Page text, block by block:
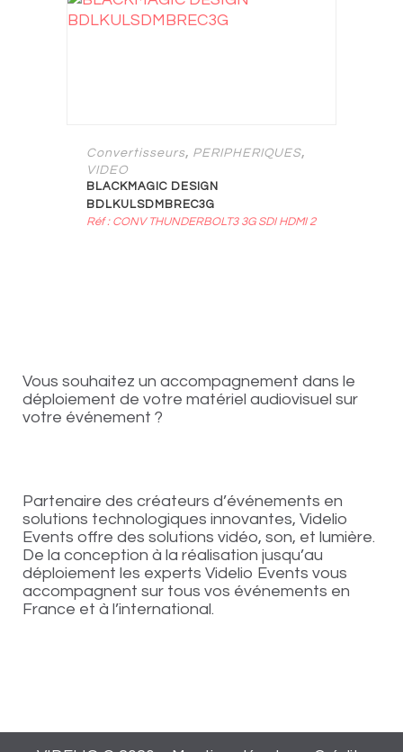
Convertisseurs, PERIPHERIQUES,
VIDEO
BLACKMAGIC DESIGN
BDLKULSDMBREC3G
Réf : CONV THUNDERBOLT3 3G SDI HDMI 2
Vous souhaitez un accompagnement dans le
déploiement de votre matériel audiovisuel sur
votre événement ?
Partenaire des créateurs d’événements en
solutions technologiques innovantes, Videlio
Events offre des solutions vidéo, son, et lumière.
De la conception à la réalisation jusqu’au
déploiement les experts Videlio Events vous
accompagnent sur tous vos événements en
France et à l’international.